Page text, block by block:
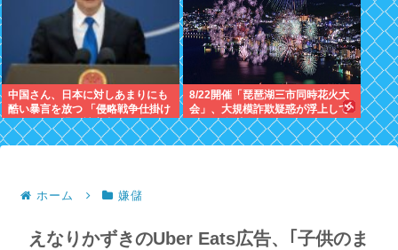
中国さん、日本に対しあまりにも
酷い暴言を放つ 「侵略戦争仕掛け
たくせに原爆で被害者ビジネスす
るな」
8/22開催「琵琶湖三市同時花火大
会」、大規模詐欺疑惑が浮上して
SNS阿鼻叫喚
ホーム 嫌儲
えなりかずきのUber Eats広告、｢子供のま